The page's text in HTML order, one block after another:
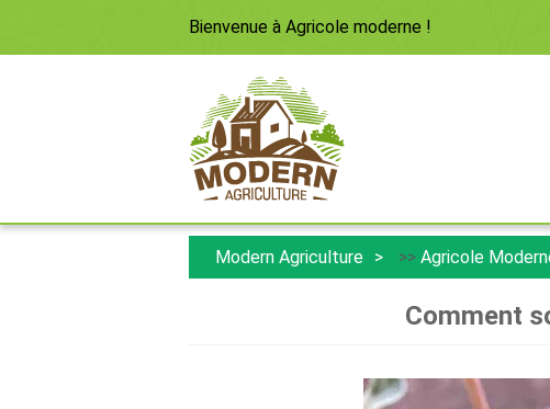
Bienvenue à Agricole moderne !
Modern Agriculture >> Agricole
Comment